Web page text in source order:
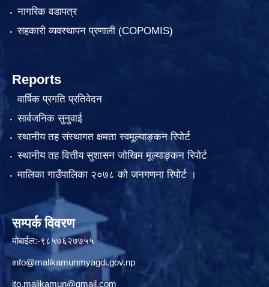
नागरिक वडापत्र
सहकारी व्यवस्थापन प्रणाली (COPOMIS)
Reports
वार्षिक प्रगति प्रतिवेदन
सार्वजनिक सुनुवाई
स्थानीय तह संस्थागत क्षमता स्वमूल्याङ्कन रिपोर्ट
स्थानीय तह वित्तीय सुशासन जोखिम मूल्याङ्कन रिपोर्ट
मालिका गाउँपालिका २०७८ को जनगणना रिपोर्ट ।
सम्पर्क विवरण
मोबाईल:-९८५७६२७७५५
info@malikamunmyagdi.gov.np
ito.malikamun@gmail.com